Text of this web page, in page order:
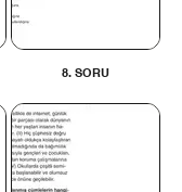
8. SORU